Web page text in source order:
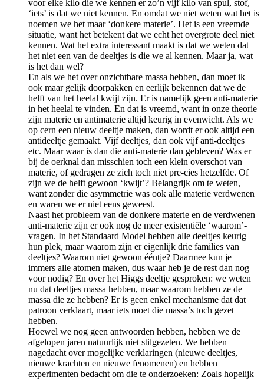
voor elke kilo die we kennen er zo’n vijf kilo van spul, stof,
‘iets’ is dat we niet kennen. En omdat we niet weten wat het is
noemen we het maar ‘donkere materie’. Het is een vreemde
situatie, want het betekent dat we echt het overgrote deel niet
kennen. Wat het extra interessant maakt is dat we weten dat
het niet een van de deeltjes is die we al kennen. Maar ja, wat
is het dan wel?
En als we het over onzichtbare massa hebben, dan moet ik
ook maar gelijk doorpakken en eerlijk bekennen dat we de
helft van het heelal kwijt zijn. Er is namelijk geen anti-materie
in het heelal te vinden. En dat is vreemd, want in onze theorie
zijn materie en antimaterie altijd keurig in evenwicht. Als we
op cern een nieuw deeltje maken, dan wordt er ook altijd een
antideeltje gemaakt. Vijf deeltjes, dan ook vijf anti-deeltjes
etc. Maar waar is dan die anti-materie dan gebleven? Was er
bij de oerknal dan misschien toch een klein overschot van
materie, of gedragen ze zich toch niet pre-cies hetzelfde. Of
zijn we de helft gewoon ‘kwijt’? Belangrijk om te weten,
want zonder die asymmetrie was ook alle materie verdwenen
en waren we er niet eens geweest.
Naast het probleem van de donkere materie en de verdwenen
anti-materie zijn er ook nog de meer existentiële ‘waarom’-
vragen. In het Standaard Model hebben alle deeltjes keurig
hun plek, maar waarom zijn er eigenlijk drie families van
deeltjes? Waarom niet gewoon ééntje? Daarmee kun je
immers alle atomen maken, dus waar heb je de rest dan nog
voor nodig? En over het Higgs deeltje gesproken: we weten
nu dat deeltjes massa hebben, maar waarom hebben ze de
massa die ze hebben? Er is geen enkel mechanisme dat dat
patroon verklaart, maar iets moet die massa’s toch gezet
hebben.
Hoewel we nog geen antwoorden hebben, hebben we de
afgelopen jaren natuurlijk niet stilgezeten. We hebben
nagedacht over mogelijke verklaringen (nieuwe deeltjes,
nieuwe krachten en nieuwe fenomenen) en hebben
experimenten bedacht om die te onderzoeken: Zoals hopelijk